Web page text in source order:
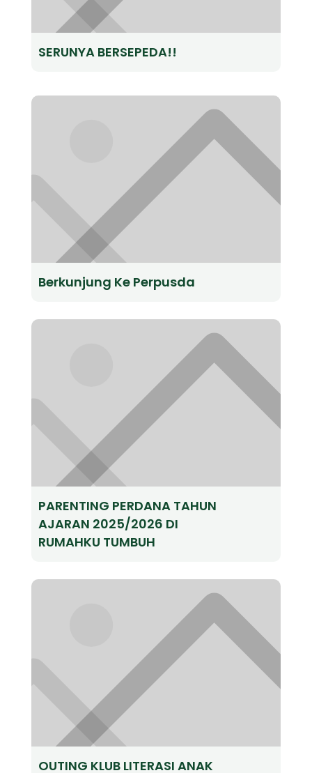
SERUNYA BERSEPEDA!!
Berkunjung Ke Perpusda
PARENTING PERDANA TAHUN
AJARAN 2025/2026 DI
RUMAHKU TUMBUH
OUTING KLUB LITERASI ANAK